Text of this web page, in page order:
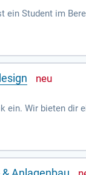
ein Student im
Microsoft
und
ein. Wir bieten dir
robuste und
und deinen
unsere Mission zu